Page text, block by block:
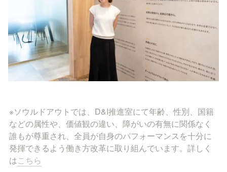
※ソウルドアウトでは、D&I推進室にて年齢、性別、国籍
などの属性や、価値観の違い、障がいの有無に関係なく
誰もが尊重され、全員が自身のパフォーマンスを十分に
発揮できるよう働き方改革に取り組んでいます。詳しく
はこちら